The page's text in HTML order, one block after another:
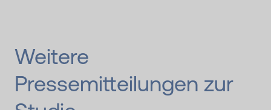
Weitere
Pressemitteilungen zur